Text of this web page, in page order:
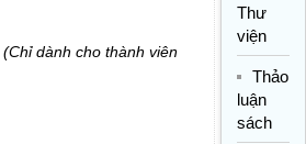
(Chỉ dành cho thành viên
Thư
viện
Thảo
luận
sách